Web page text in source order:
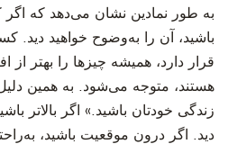
‫به طور نمادین نشان می‌دهد که اگر
باشید، آن را به‌وضوح خواهید دید.
قرار دارد، همیشه چیزها را بهتر
هستند، متوجه می‌شود. به همین
زندگی خودتان باشید.» اگر بالاتر
دید. اگر درون موقعیت باشید،